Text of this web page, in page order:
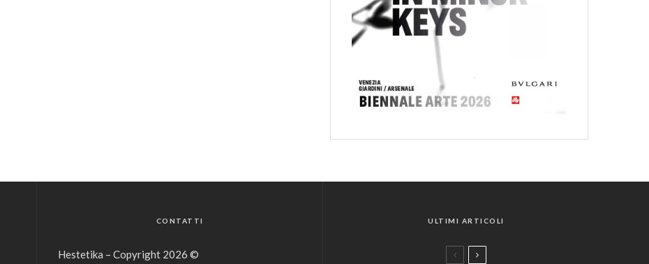
CONTATTI
Hestetika – Copyright 2026 ©
ULTIMI ARTICOLI